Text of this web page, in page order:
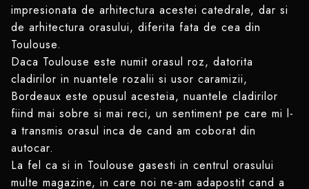
impresionata de arhitectura acestei catedrale, dar si
de arhitectura orasului, diferita fata de cea din
Toulouse.
Daca Toulouse este numit orasul roz, datorita
cladirilor in nuantele rozalii si usor caramizii,
Bordeaux este opusul acesteia, nuantele cladirilor
fiind mai sobre si mai reci, un sentiment pe care mi l-
a transmis orasul inca de cand am coborat din
autocar.
La fel ca si in Toulouse gasesti in centrul orasului
multe magazine, in care noi ne-am adapostit cand a